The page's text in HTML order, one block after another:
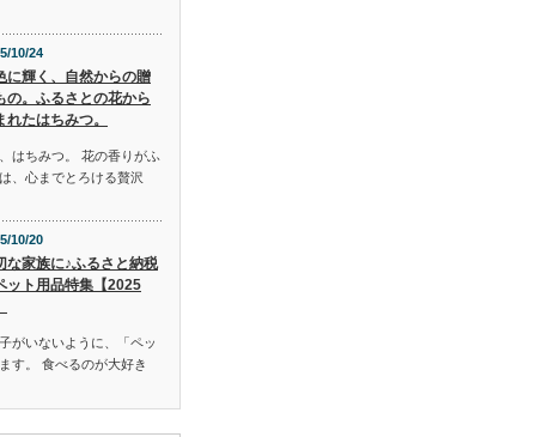
10/24
に輝く、自然からの贈
の。ふるさとの花から
れたはちみつ。
はちみつ。 花の香りがふ
、心までとろける贅沢
10/20
な家族に♪ふるさと納税
ット用品特集【2025
がいないように、「ペッ
す。 食べるのが大好き